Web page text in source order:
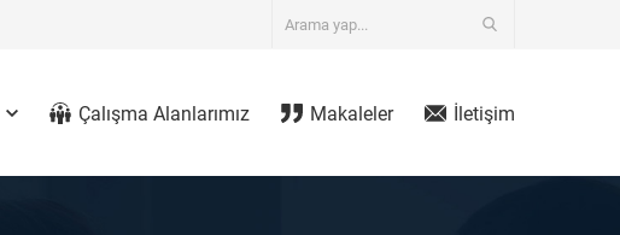
Çalışma Alanlarımız Makaleler İletişim